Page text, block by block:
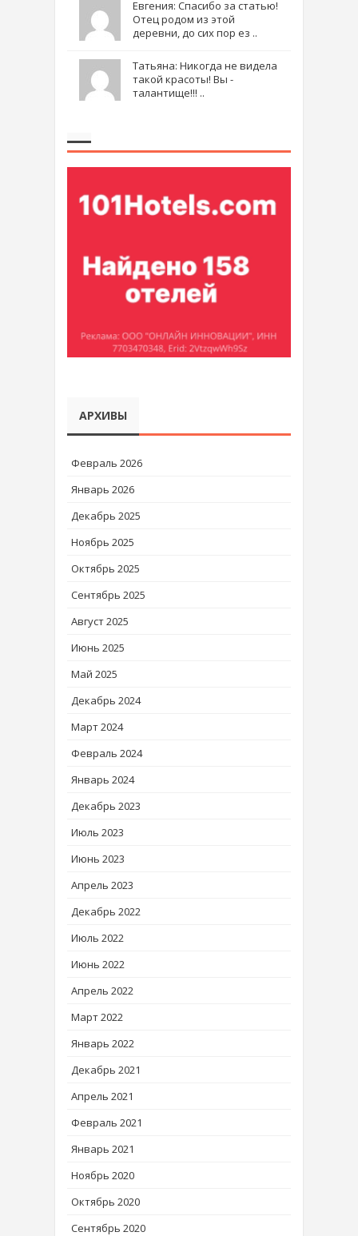
Евгения: Спасибо за статью!
Отец родом из этой
деревни, до сих пор ез ..
Татьяна: Никогда не видела
такой красоты! Вы -
талантище!!! ..
АРХИВЫ
Февраль 2026
Январь 2026
Декабрь 2025
Ноябрь 2025
Октябрь 2025
Сентябрь 2025
Август 2025
Июнь 2025
Май 2025
Декабрь 2024
Март 2024
Февраль 2024
Январь 2024
Декабрь 2023
Июль 2023
Июнь 2023
Апрель 2023
Декабрь 2022
Июль 2022
Июнь 2022
Апрель 2022
Март 2022
Январь 2022
Декабрь 2021
Апрель 2021
Февраль 2021
Январь 2021
Ноябрь 2020
Октябрь 2020
Сентябрь 2020